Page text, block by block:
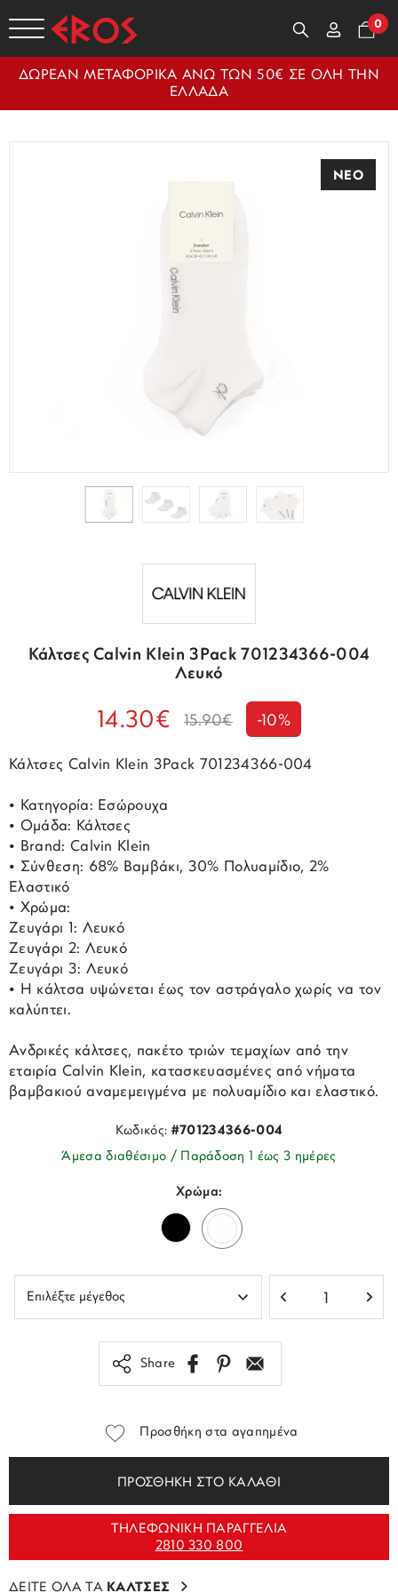
0
ΔΩΡΕΑΝ ΜΕΤΑΦΟΡΙΚΑ ΑΝΩ ΤΩΝ 50€ ΣΕ ΟΛΗ ΤΗΝ
ΕΛΛΑΔΑ
ΝΕΟ
Κάλτσες Calvin Klein 3Pack 701234366-004
Λευκό
14.30€ 15.90€ -10%
Κάλτσες Calvin Klein 3Pack 701234366-004
• Κατηγορία: Εσώρουχα
• Ομάδα: Κάλτσες
• Brand: Calvin Klein
• Σύνθεση: 68% Βαμβάκι, 30% Πολυαμίδιο, 2%
Ελαστικό
• Χρώμα:
Ζευγάρι 1: Λευκό
Ζευγάρι 2: Λευκό
Ζευγάρι 3: Λευκό
• Η κάλτσα υψώνεται έως τον αστράγαλο χωρίς να τον
καλύπτει.
Ανδρικές κάλτσες, πακέτο τριών τεμαχίων από την
εταιρία Calvin Klein, κατασκευασμένες από νήματα
βαμβακιού αναμεμειγμένα με πολυαμίδιο και ελαστικό.
Κωδικός: #701234366-004
Άμεσα διαθέσιμο / Παράδοση 1 έως 3 ημέρες
Χρώμα:
Share
Προσθήκη στα αγαπημένα
ΠΡΟΣΘΗΚΗ ΣΤΟ ΚΑΛΑΘΙ
ΤΗΛΕΦΩΝΙΚΗ ΠΑΡΑΓΓΕΛΙΑ
2810 330 800
ΔΕΙΤΕ ΟΛΑ ΤΑ ΚΑΛΤΣΕΣ